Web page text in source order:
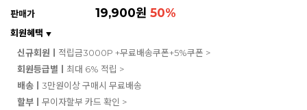
판매가
19,900원50%
회원혜택 ▼
신규회원ㅣ 적립금3000P +무료배송쿠폰+5%쿠폰 >
회원등급별ㅣ 최대 6% 적립 >
배송ㅣ 3만원이상 구매시 무료배송
할부ㅣ 무이자할부 카드 확인 >